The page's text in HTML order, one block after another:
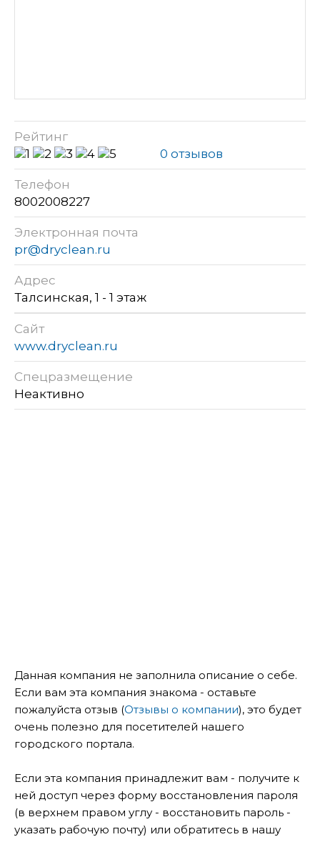
Рейтинг
0 отзывов
Телефон
8002008227
Электронная почта
pr@dryclean.ru
Адрес
Талсинская, 1 - 1 этаж
Сайт
www.dryclean.ru
Спецразмещение
Неактивно
Данная компания не заполнила описание о себе.
Если вам эта компания знакома - оставьте
пожалуйста отзыв (Отзывы о компании), это будет
очень полезно для посетителей нашего
городского портала.
Если эта компания принадлежит вам - получите к
ней доступ через форму восстановления пароля
(в верхнем правом углу - восстановить пароль -
указать рабочую почту) или обратитесь в нашу